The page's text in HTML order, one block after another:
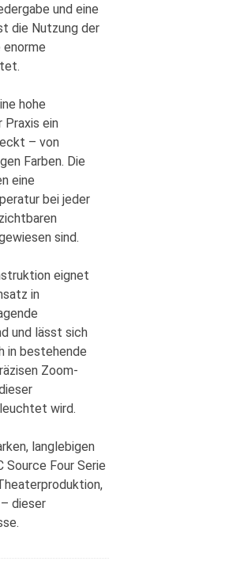
und eine
die Nutzung der
enorme
hohe
Praxis ein
– von
Farben. Die
eine
bei jeder
sind.
eignet
in
und lässt sich
in bestehende
Zoom-
wird.
langlebigen
Four Serie
dieser